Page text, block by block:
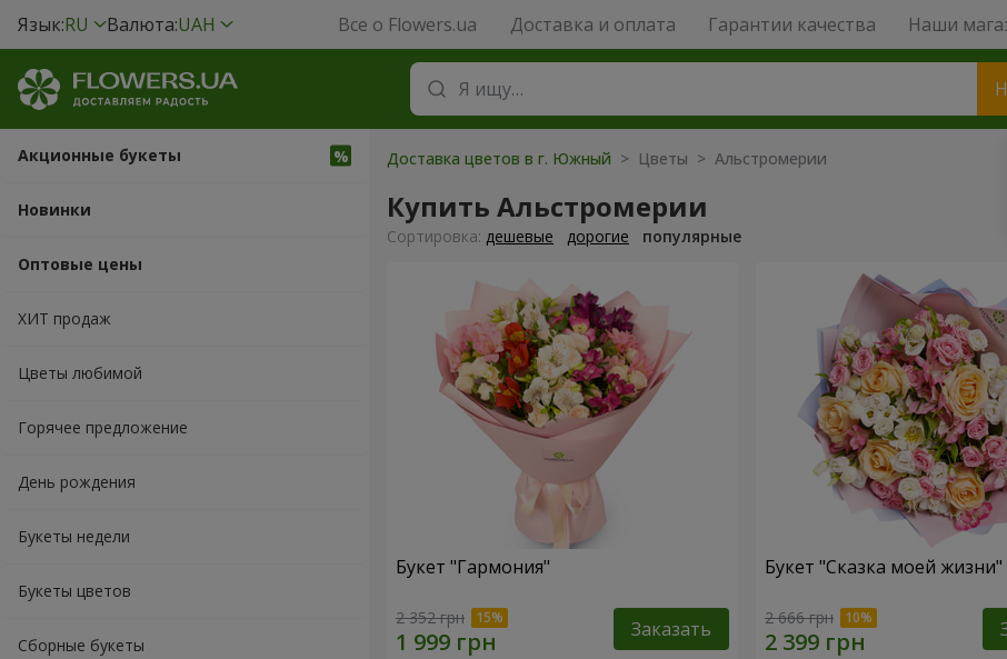
Язык:RU Валюта:UAH Все о Flowers.ua Доставка и оплата Гарантии качества Наши
Акционные букеты
Новинки
Оптовые цены
ХИТ продаж
Цветы любимой
Горячее предложение
День рождения
Букеты недели
Букеты цветов
Сборные букеты
Доставка цветов в г. Южный > Цветы > Альстромерии
Купить Альстромерии
Cортировка: дешевые дорогие популярные
Букет "Гармония"
2 352 грн Заказать
Букет "Сказка моей жизни"
2 666 грн